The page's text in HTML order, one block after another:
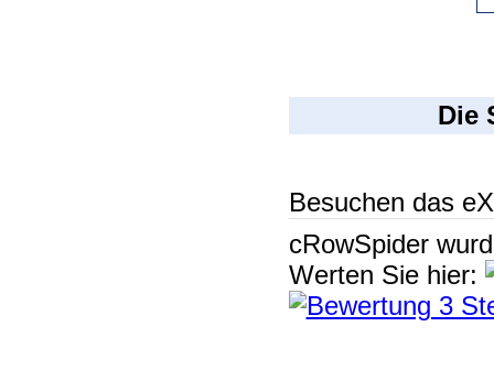
Die
Besuchen das
cRowSpider
Werten Sie hier: